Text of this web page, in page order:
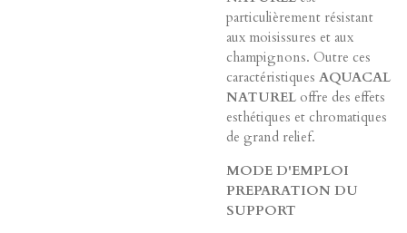
particulièrement résistant
aux moisissures et aux
champignons. Outre ces
caractéristiques AQUACAL
NATUREL offre des effets
esthétiques et chromatiques
de grand relief.
MODE D'EMPLOI
PREPARATION DU
SUPPORT